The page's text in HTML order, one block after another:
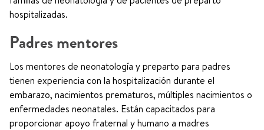
hospitalizadas.
Padres mentores
Los mentores de neonatología y preparto para padres
tienen experiencia con la hospitalización durante el
embarazo, nacimientos prematuros, múltiples nacimientos o
enfermedades neonatales. Están capacitados para
proporcionar apoyo fraternal y humano a madres